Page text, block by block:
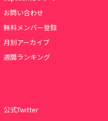
お問い合わせ
無料メンバー登録
月別アーカイブ
週間ランキング
公式Twitter